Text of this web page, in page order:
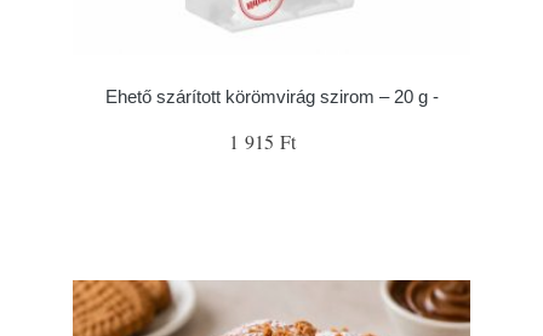
Ehető szárított körömvirág szirom – 20 g -
1 915 Ft